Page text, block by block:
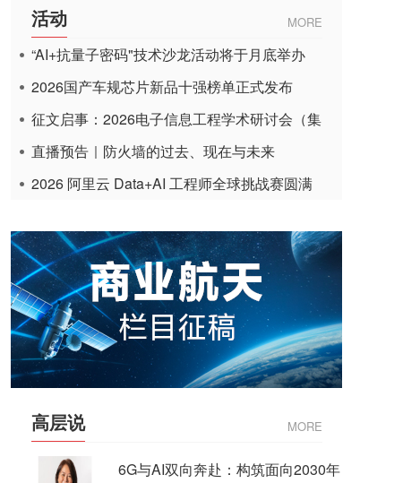
活动 MORE
“AI+抗量子密码"技术沙龙活动将于月底举办
2026国产车规芯片新品十强榜单正式发布
征文启事：2026电子信息工程学术研讨会（集
成电路应用杂志）
直播预告｜防火墙的过去、现在与未来
2026 阿里云 Data+AI 工程师全球挑战赛圆满
高层说 MORE
6G与AI双向奔赴：构筑面向2030年